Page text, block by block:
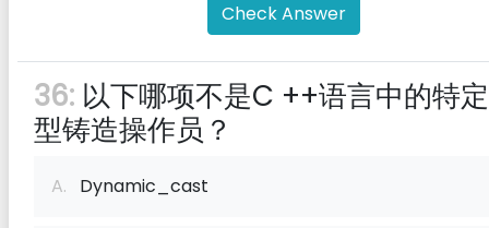
Check Answer
36: 以下哪项不是C ++语言中的特
型铸造操作员？
A. Dynamic_cast